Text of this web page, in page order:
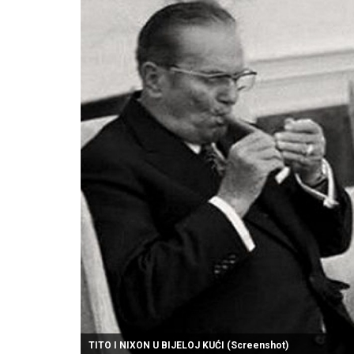
TITO I NIXON U BIJELOJ KUĆI (Screenshot)